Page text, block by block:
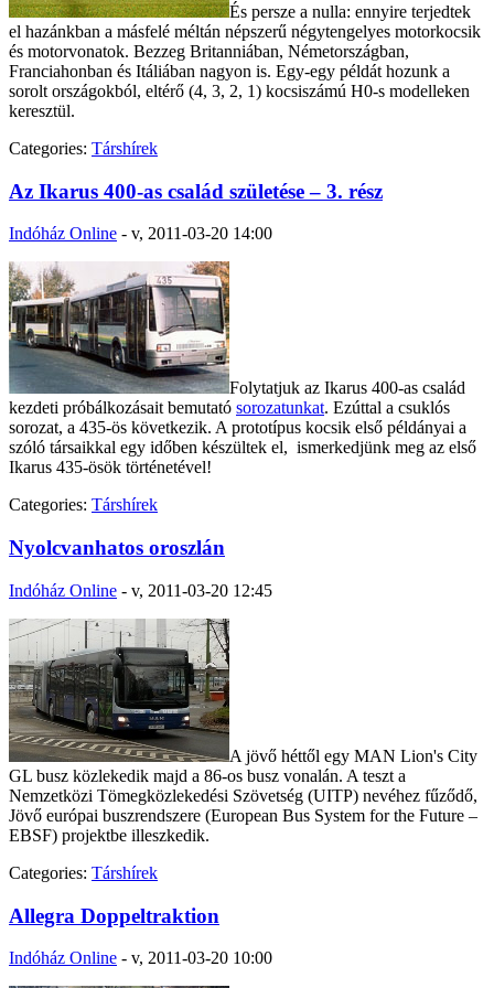
És persze a nulla: ennyire terjedtek
el hazánkban a másfelé méltán népszerű négytengelyes motorkocsik
és motorvonatok. Bezzeg Britanniában, Németországban,
Franciahonban és Itáliában nagyon is. Egy-egy példát hozunk a
sorolt országokból, eltérő (4, 3, 2, 1) kocsiszámú H0-s modelleken
keresztül.
Categories: Társhírek
Az Ikarus 400-as család születése – 3. rész
Indóház Online - v, 2011-03-20 14:00
Folytatjuk az Ikarus 400-as család
kezdeti próbálkozásait bemutató sorozatunkat. Ezúttal a csuklós
sorozat, a 435-ös következik. A prototípus kocsik első példányai a
szóló társaikkal egy időben készültek el, ismerkedjünk meg az első
Ikarus 435-ösök történetével!
Categories: Társhírek
Nyolcvanhatos oroszlán
Indóház Online - v, 2011-03-20 12:45
A jövő héttől egy MAN Lion's City
GL busz közlekedik majd a 86-os busz vonalán. A teszt a
Nemzetközi Tömegközlekedési Szövetség (UITP) nevéhez fűződő,
Jövő európai buszrendszere (European Bus System for the Future –
EBSF) projektbe illeszkedik.
Categories: Társhírek
Allegra Doppeltraktion
Indóház Online - v, 2011-03-20 10:00